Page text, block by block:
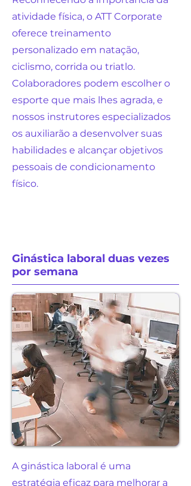
atividade física, o ATT Corporate
oferece treinamento
personalizado em natação,
ciclismo, corrida ou triatlo.
Colaboradores podem escolher o
esporte que mais lhes agrada, e
nossos instrutores especializados
os auxiliarão a desenvolver suas
habilidades e alcançar objetivos
pessoais de condicionamento
físico.
Ginástica laboral duas vezes
por semana
A ginástica laboral é uma
estratégia eficaz para melhorar a